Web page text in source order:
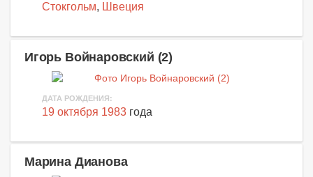
Стокгольм, Швеция
Игорь Войнаровский (2)
ДАТА РОЖДЕНИЯ:
19 октября 1983 года
Марина Дианова